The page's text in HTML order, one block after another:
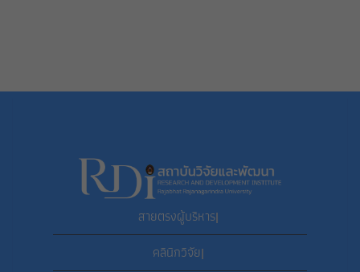
สายตรงผู้บริหาร|
คลินิกวิจัย|